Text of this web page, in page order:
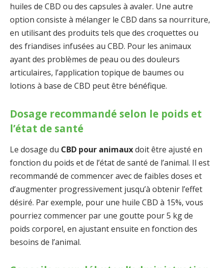
huiles de CBD ou des capsules à avaler. Une autre
option consiste à mélanger le CBD dans sa nourriture,
en utilisant des produits tels que des croquettes ou
des friandises infusées au CBD. Pour les animaux
ayant des problèmes de peau ou des douleurs
articulaires, l’application topique de baumes ou
lotions à base de CBD peut être bénéfique.
Dosage recommandé selon le poids et
l’état de santé
Le dosage du CBD pour animauxdoit être ajusté en
fonction du poids et de l’état de santé de l’animal. Il est
recommandé de commencer avec de faibles doses et
d’augmenter progressivement jusqu’à obtenir l’effet
désiré. Par exemple, pour une huile CBD à 15%, vous
pourriez commencer par une goutte pour 5 kg de
poids corporel, en ajustant ensuite en fonction des
besoins de l’animal.